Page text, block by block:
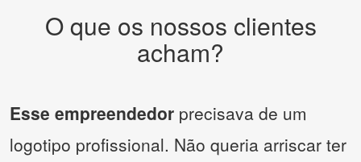
O que os nossos clientes
acham?
Esse empreendedor precisava de um
logotipo profissional. Não queria arriscar ter